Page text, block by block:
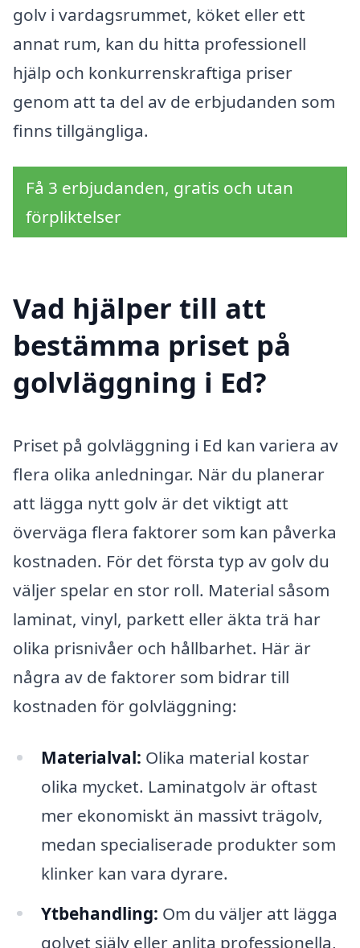
golv i vardagsrummet, köket eller ett
annat rum, kan du hitta professionell
hjälp och konkurrenskraftiga priser
genom att ta del av de erbjudanden som
finns tillgängliga.
Få 3 erbjudanden, gratis och utan
förpliktelser
Vad hjälper till att
bestämma priset på
golvläggning i Ed?
Priset på golvläggning i Ed kan variera av
flera olika anledningar. När du planerar
att lägga nytt golv är det viktigt att
överväga flera faktorer som kan påverka
kostnaden. För det första typ av golv du
väljer spelar en stor roll. Material såsom
laminat, vinyl, parkett eller äkta trä har
olika prisnivåer och hållbarhet. Här är
några av de faktorer som bidrar till
kostnaden för golvläggning:
Materialval: Olika material kostar
olika mycket. Laminatgolv är oftast
mer ekonomiskt än massivt trägolv,
medan specialiserade produkter som
klinker kan vara dyrare.
Ytbehandling: Om du väljer att lägga
golvet själv eller anlita professionella,